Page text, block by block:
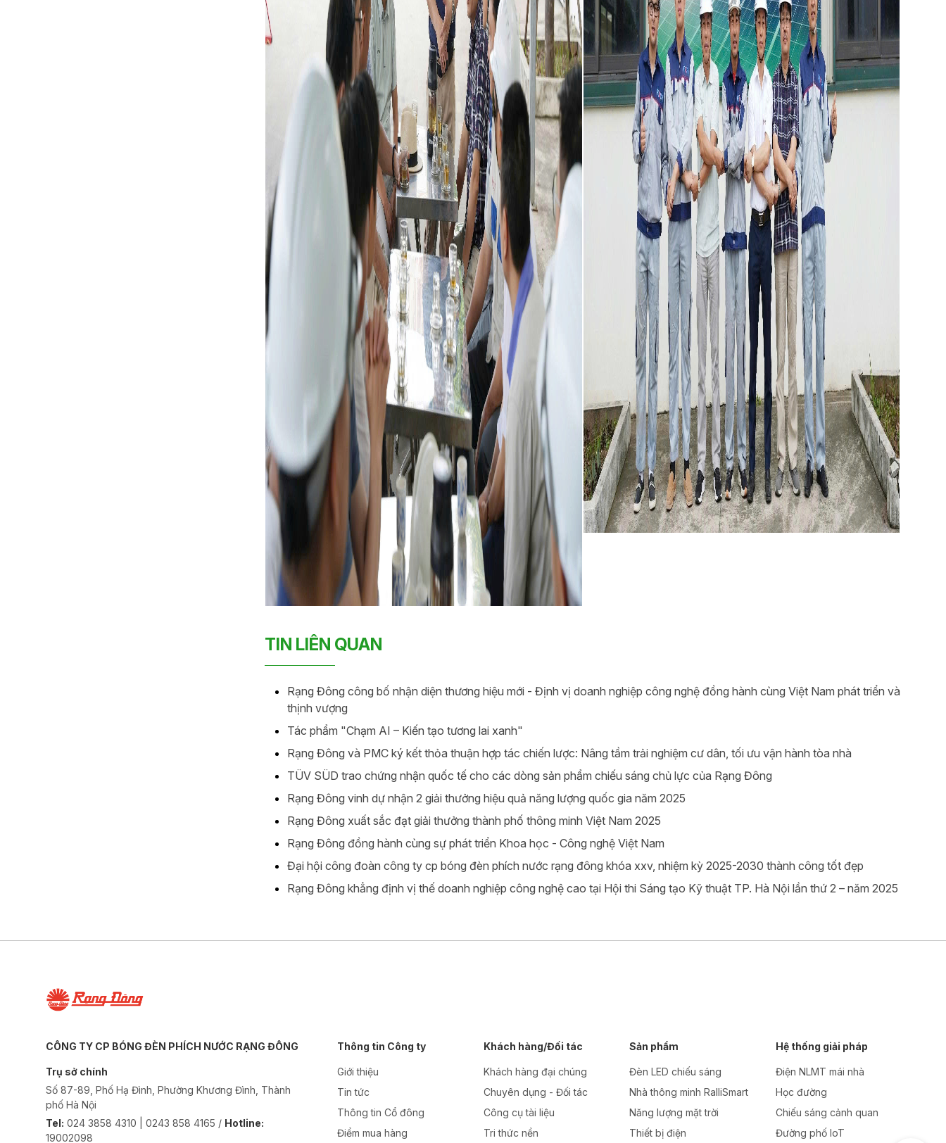
TIN LIÊN QUAN
Rạng Đông công bố nhận diện thương hiệu mới - Định vị doanh nghiệp công nghệ đồng hành cùng Việt Nam phát triển và
thịnh vượng
Tác phẩm "Chạm AI – Kiến tạo tương lai xanh"
Rạng Đông và PMC ký kết thỏa thuận hợp tác chiến lược: Nâng tầm trải nghiệm cư dân, tối ưu vận hành tòa nhà
TÜV SÜD trao chứng nhận quốc tế cho các dòng sản phẩm chiếu sáng chủ lực của Rạng Đông
Rạng Đông vinh dự nhận 2 giải thưởng hiệu quả năng lượng quốc gia năm 2025
Rạng Đông xuất sắc đạt giải thưởng thành phố thông minh Việt Nam 2025
Rạng Đông đồng hành cùng sự phát triển Khoa học - Công nghệ Việt Nam
Đại hội công đoàn công ty cp bóng đèn phích nước rạng đông khóa xxv, nhiệm kỳ 2025-2030 thành công tốt đẹp
Rạng Đông khẳng định vị thế doanh nghiệp công nghệ cao tại Hội thi Sáng tạo Kỹ thuật TP. Hà Nội lần thứ 2 – năm 2025
CÔNG TY CP BÓNG ĐÈN PHÍCH NƯỚC RẠNG ĐÔNG
Trụ sở chính
Số 87-89, Phố Hạ Đình, Phường Khương Đình, Thành
phố Hà Nội
Tel: 024 3858 4310 | 0243 858 4165 / Hotline:
19002098
Thông tin Công ty
Giới thiệu
Tin tức
Thông tin Cổ đông
Điểm mua hàng
Khách hàng/Đối tác
Khách hàng đại chúng
Chuyên dụng - Đối tác
Công cụ tài liệu
Tri thức nền
Sản phẩm
Đèn LED chiếu sáng
Nhà thông minh RalliSmart
Năng lượng mặt trời
Thiết bị điện
Hệ thống giải pháp
Điện NLMT mái nhà
Học đường
Chiếu sáng cảnh quan
Đường phố IoT